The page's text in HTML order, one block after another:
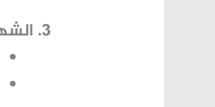
3. الشهادات والوثائق الشخصية